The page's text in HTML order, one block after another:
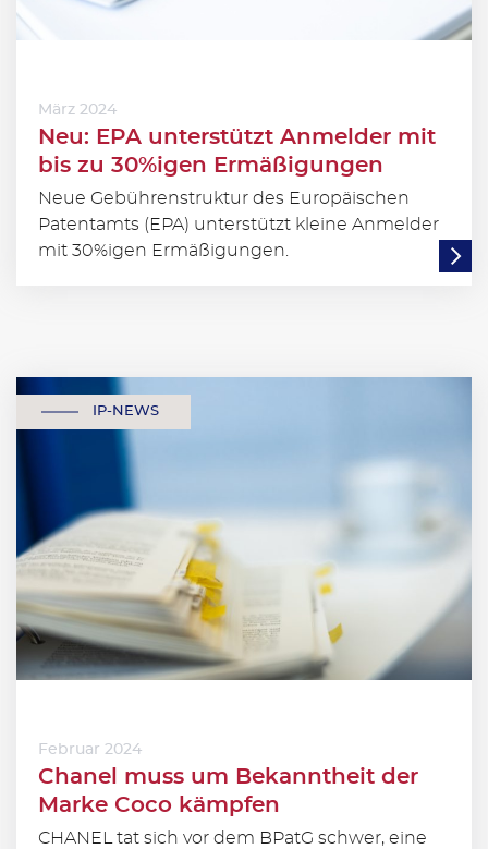
März 2024
Neu: EPA unterstützt Anmelder mit
bis zu 30%igen Ermäßigungen
Neue Gebührenstruktur des Europäischen
Patentamts (EPA) unterstützt kleine Anmelder
mit 30%igen Ermäßigungen.
IP-NEWS
Februar 2024
Chanel muss um Bekanntheit der
Marke Coco kämpfen
CHANEL tat sich vor dem BPatG schwer, eine